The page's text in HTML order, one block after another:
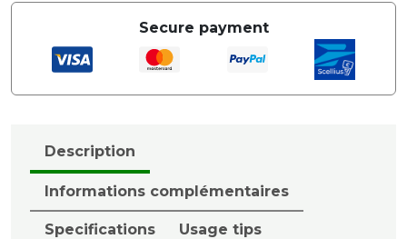
Secure payment
Description
Informations complémentaires
Specifications Usage tips